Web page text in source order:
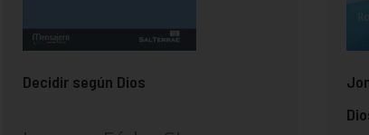
Decidir según Dios